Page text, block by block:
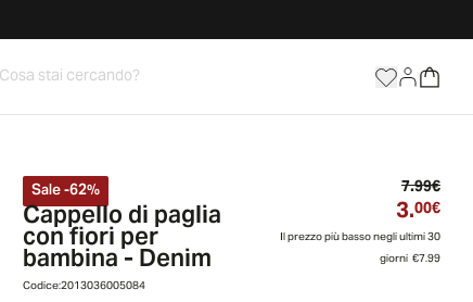
Sale-62%
Cappello di paglia
con fiori per
bambina - Denim
7.99€
3.00€
Il prezzo più basso negli ultimi 30
giorni€7.99
Codice:2013036005084